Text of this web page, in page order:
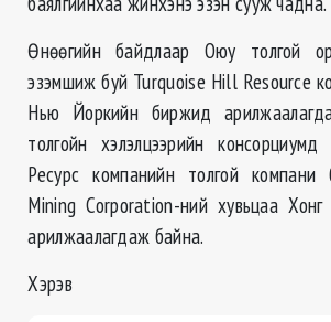
Өнөөгийн байдлаар Оюу толгой
эзэмшиж буй Turquoise Hill Resource
Нью Йоркийн биржид
толгойн хэлэлцээрийн
Ресурс компанийн толгой компани
Mining Corporation-ний хувьцаа
арилжаалагдаж байна.
Хэрэв